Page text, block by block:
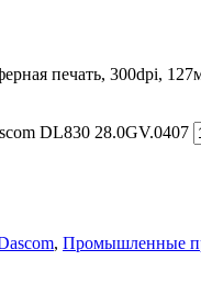
печать, 300dpi,
DL830 28.0GV.0407
, Промышленные